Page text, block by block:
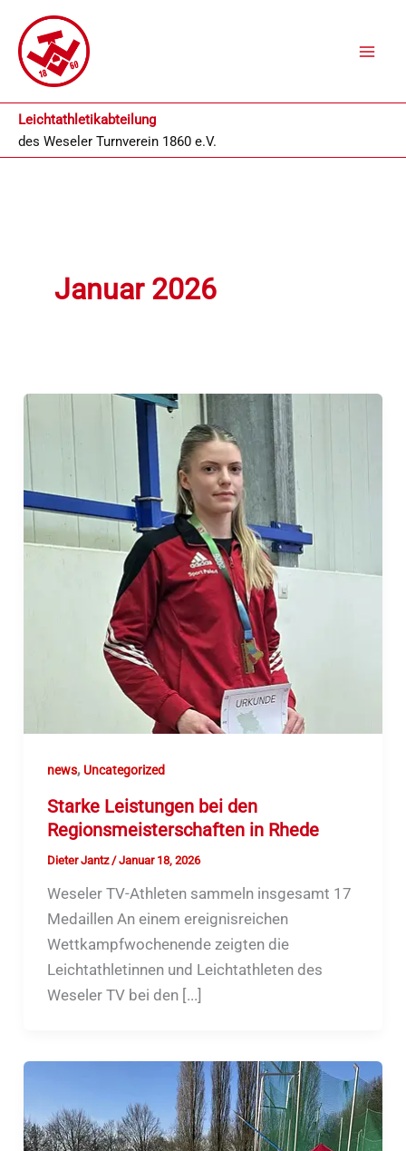
Inhalt
springen
Leichtathletikabteilung
des Weseler Turnverein 1860 e.V.
Januar 2026
news, Uncategorized
Starke Leistungen bei den
Regionsmeisterschaften in Rhede
Dieter Jantz /Januar 18, 2026
Weseler TV-Athleten sammeln insgesamt 17
Medaillen An einem ereignisreichen
Wettkampfwochenende zeigten die
Leichtathletinnen und Leichtathleten des
Weseler TV bei den [...]